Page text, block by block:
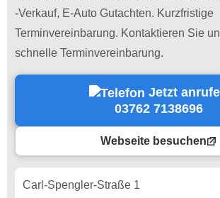
-Verkauf, E-Auto Gutachten. Kurzfristige
Terminvereinbarung. Kontaktieren Sie
schnelle Terminvereinbarung.
Jetzt
03762 7138696
Webseite besuchen
Carl-Spengler-Straße 1